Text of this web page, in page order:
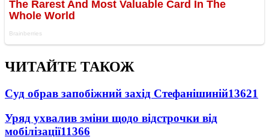
ЧИТАЙТЕ ТАКОЖ
Суд обрав запобіжний захід Стефанішиній13621
Уряд ухвалив зміни щодо відстрочки від
мобілізації11366